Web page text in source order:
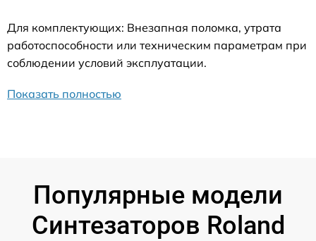
Для комплектующих: Внезапная поломка, утрата
работоспособности или техническим параметрам при
соблюдении условий эксплуатации.
Показать полностью
Популярные модели
Синтезаторов Roland